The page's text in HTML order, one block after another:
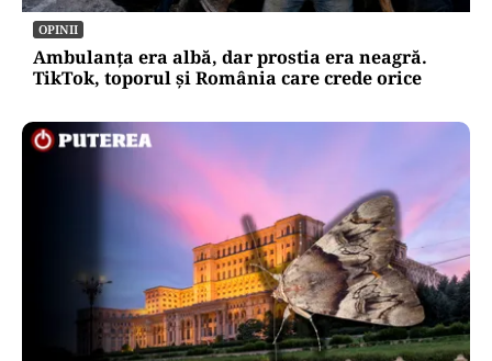
OPINII
Ambulanța era albă, dar prostia era neagră.
TikTok, toporul și România care crede orice